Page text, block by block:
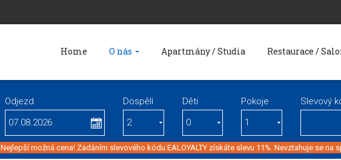
Home O nás Apartmány / Studia Restaurace /
Odjezd Dospělí Děti Pokoje Slevový
Nejlepší možná cena! Zadáním slevového kódu EALOYALTY získáte slevu 11%. Nevztahuje se na